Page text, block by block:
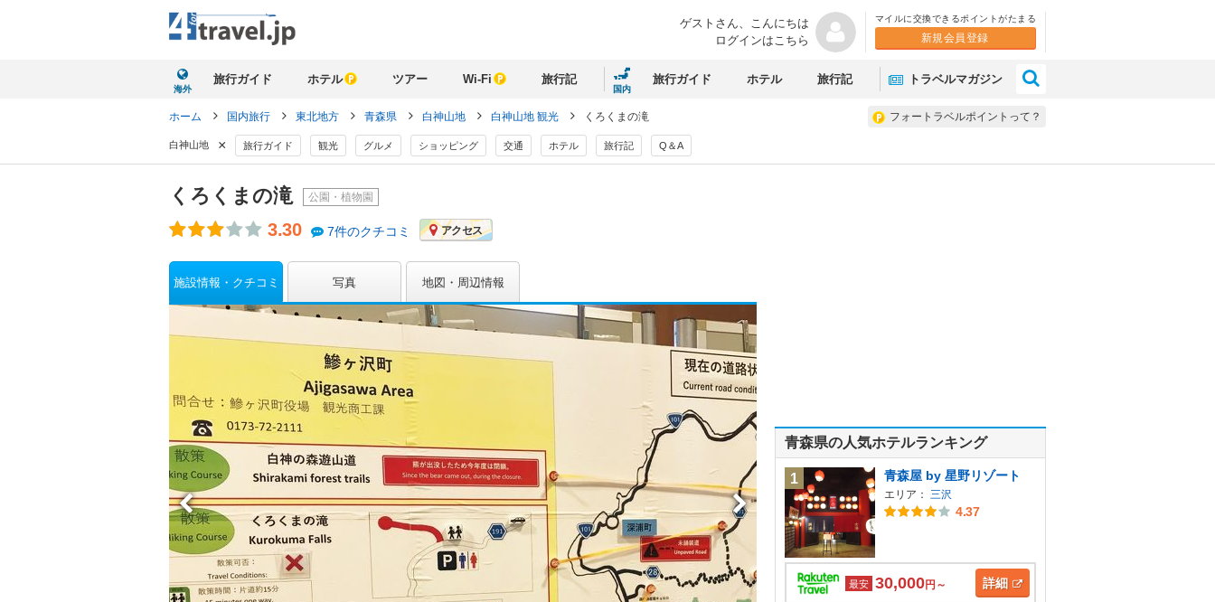
ゲストさん、 こんにちは
ログインはこちら
マイルに交換できるポイントがたまる
新規会員登録
海外
旅行ガイド ホテル ツアー Wi-Fi 旅行記
国内
旅行ガイド ホテル 旅行記 トラベルマガジン
フォートラベルポイントって？
ホーム 国内旅行 東北地方 青森県 白神山地 白神山地 観光 くろくまの滝
白神山地 × 旅行ガイド 観光 グルメ ショッピング 交通 ホテル 旅行記 Q＆A
くろくまの滝 公園・植物園
3.30 7件のクチコミ アクセス
施設情報・クチコミ 写真 地図・周辺情報
青森県の人気ホテルランキング
1 青森屋 by 星野リゾート
エリア： 三沢
4.37
最安 30,000円～ 詳細